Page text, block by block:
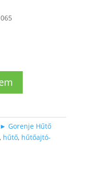
► Gorenje Hűtő
hűtő, hűtőajtó-